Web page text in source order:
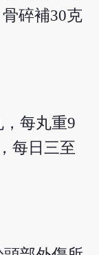
碎補30克
，每丸重9
每日三至